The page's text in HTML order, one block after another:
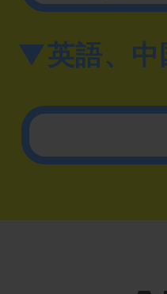
▼英語、中